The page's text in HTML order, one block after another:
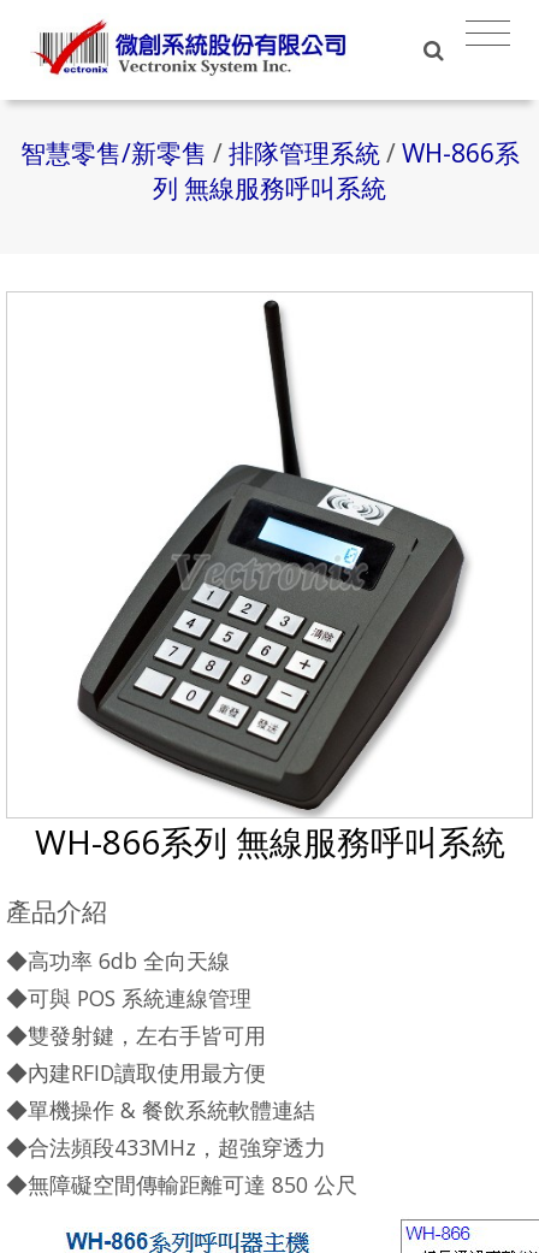
智慧零售/新零售 /排隊管理系統/WH-866系
列 無線服務呼叫系統
WH-866系列 無線服務呼叫系統
產品介紹
◆高功率 6db 全向天線
◆可與 POS 系統連線管理
◆雙發射鍵，左右手皆可用
◆內建RFID讀取使用最方便
◆單機操作 & 餐飲系統軟體連結
◆合法頻段433MHz，超強穿透力
◆無障礙空間傳輸距離可達 850 公尺